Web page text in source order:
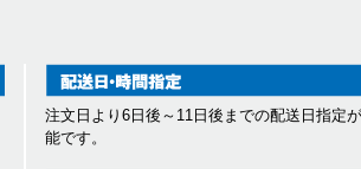
注文日より6日後～11日後までの配送日指定
能です。